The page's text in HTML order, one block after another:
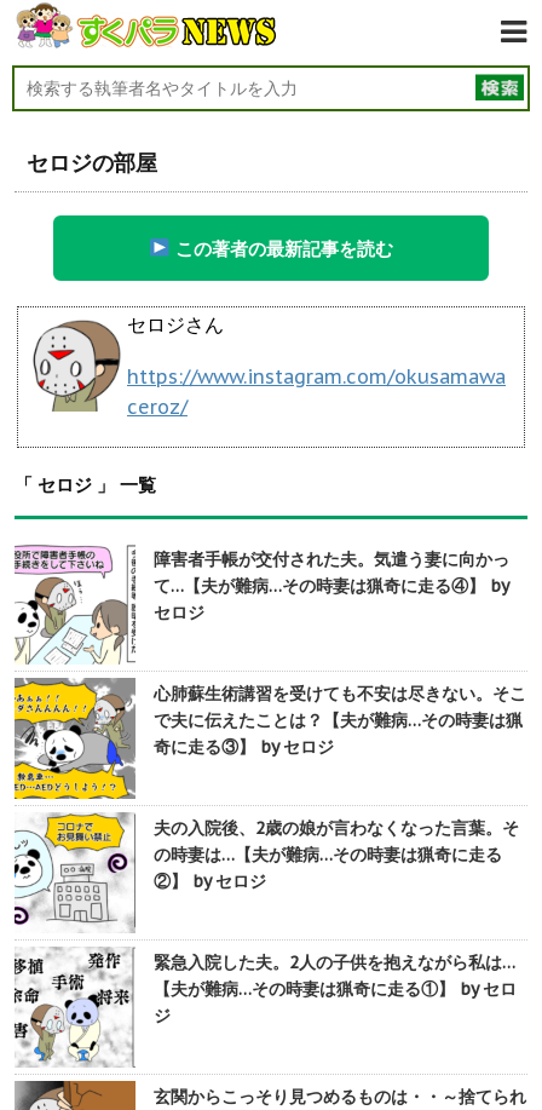
セロジの部屋
この著者の最新記事を読む
セロジさん
https://www.instagram.com/okusamawa
ceroz/
「 セロジ 」 一覧
障害者手帳が交付された夫。気遣う妻に向かっ
て…【夫が難病…その時妻は猟奇に走る④】 by
セロジ
心肺蘇生術講習を受けても不安は尽きない。そこ
で夫に伝えたことは？【夫が難病…その時妻は猟
奇に走る③】 by セロジ
夫の入院後、2歳の娘が言わなくなった言葉。そ
の時妻は…【夫が難病…その時妻は猟奇に走る
②】 by セロジ
緊急入院した夫。2人の子供を抱えながら私は…
【夫が難病…その時妻は猟奇に走る①】 by セロ
ジ
玄関からこっそり見つめるものは・・～捨てられ